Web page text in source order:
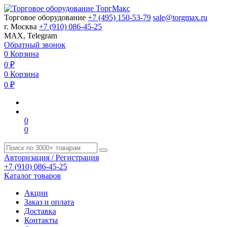
Торговое оборудование +7 (495) 150-53-79 sale@torgmax.ru
г. Москва +7 (910) 086-45-25
MAX, Telegram
Обратный звонок
0 Корзина
0 ₽
0 Корзина
0 ₽
0
0
Авторизация / Регистрация
+7 (910) 086-45-25
Каталог товаров
Акции
Заказ и оплата
Доставка
Контакты